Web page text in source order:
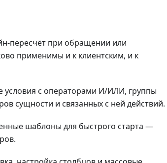
пересчёт при обращении или
применимы и к клиентским, и к
условия с операторами И/ИЛИ, группы
сущности и связанных с ней действий.
шаблоны для быстрого старта —